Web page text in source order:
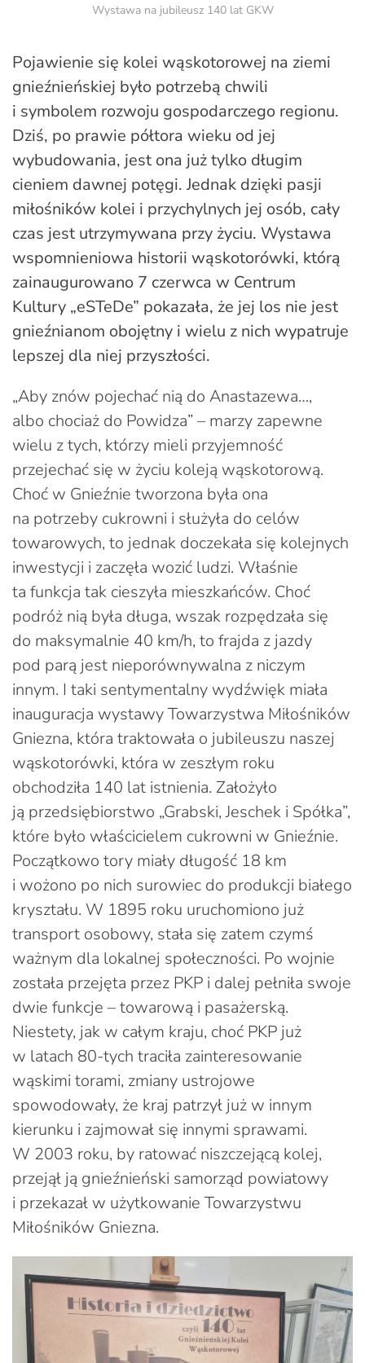
Wystawa na jubileusz 140 lat GKW
Pojawienie się kolei wąskotorowej na ziemi
gnieźnieńskiej było potrzebą chwili
i symbolem rozwoju gospodarczego regionu.
Dziś, po prawie półtora wieku od jej
wybudowania, jest ona już tylko długim
cieniem dawnej potęgi. Jednak dzięki pasji
miłośników kolei i przychylnych jej osób, cały
czas jest utrzymywana przy życiu. Wystawa
wspomnieniowa historii wąskotorówki, którą
zainaugurowano 7 czerwca w Centrum
Kultury „eSTeDe” pokazała, że jej los nie jest
gnieźnianom obojętny i wielu z nich wypatruje
lepszej dla niej przyszłości.
„Aby znów pojechać nią do Anastazewa…,
albo chociaż do Powidza” – marzy zapewne
wielu z tych, którzy mieli przyjemność
przejechać się w życiu koleją wąskotorową.
Choć w Gnieźnie tworzona była ona
na potrzeby cukrowni i służyła do celów
towarowych, to jednak doczekała się kolejnych
inwestycji i zaczęła wozić ludzi. Właśnie
ta funkcja tak cieszyła mieszkańców. Choć
podróż nią była długa, wszak rozpędzała się
do maksymalnie 40 km/h, to frajda z jazdy
pod parą jest nieporównywalna z niczym
innym. I taki sentymentalny wydźwięk miała
inauguracja wystawy Towarzystwa Miłośników
Gniezna, która traktowała o jubileuszu naszej
wąskotorówki, która w zeszłym roku
obchodziła 140 lat istnienia. Założyło
ją przedsiębiorstwo „Grabski, Jeschek i Spółka”,
które było właścicielem cukrowni w Gnieźnie.
Początkowo tory miały długość 18 km
i wożono po nich surowiec do produkcji białego
kryształu. W 1895 roku uruchomiono już
transport osobowy, stała się zatem czymś
ważnym dla lokalnej społeczności. Po wojnie
została przejęta przez PKP i dalej pełniła swoje
dwie funkcje – towarową i pasażerską.
Niestety, jak w całym kraju, choć PKP już
w latach 80-tych traciła zainteresowanie
wąskimi torami, zmiany ustrojowe
spowodowały, że kraj patrzył już w innym
kierunku i zajmował się innymi sprawami.
W 2003 roku, by ratować niszczejącą kolej,
przejął ją gnieźnieński samorząd powiatowy
i przekazał w użytkowanie Towarzystwu
Miłośników Gniezna.